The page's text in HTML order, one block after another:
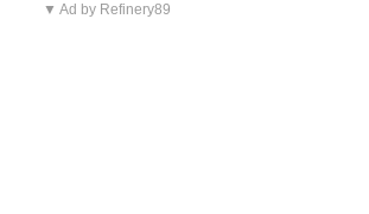
▼ Ad by Refinery89